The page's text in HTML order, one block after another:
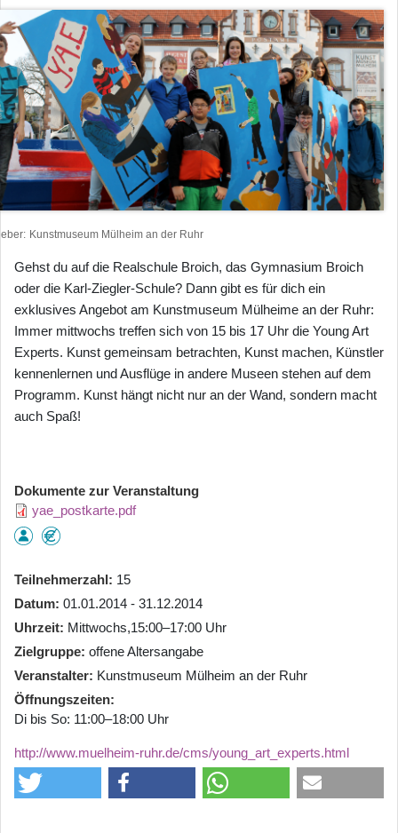
Kunstmuseum Mülheim an der Ruhr
Gehst du auf die Realschule Broich, das Gymnasium Broich
oder die Karl-Ziegler-Schule? Dann gibt es für dich ein
exklusives Angebot am Kunstmuseum Mülheime an der Ruhr:
Immer mittwochs treffen sich von 15 bis 17 Uhr die Young Art
Experts. Kunst gemeinsam betrachten, Kunst machen, Künstler
kennenlernen und Ausflüge in andere Museen stehen auf dem
Programm. Kunst hängt nicht nur an der Wand, sondern macht
auch Spaß!
Dokumente zur Veranstaltung
yae_postkarte.pdf
Teilnehmerzahl
15
Datum 01.01.2014 - 31.12.2014
Uhrzeit Mittwochs,15:00–17:00 Uhr
Zielgruppe offene Altersangabe
Veranstalter Kunstmuseum Mülheim an der Ruhr
Öffnungszeiten
Di bis So: 11:00–18:00 Uhr
http://www.muelheim-ruhr.de/cms/young_art_experts.html